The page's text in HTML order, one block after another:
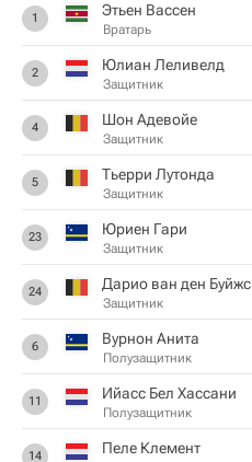
1 Этьен Вассен
Вратарь
2 Юлиан Леливелд
Защитник
4 Шон Адевойе
Защитник
5 Тьерри Лутонда
Защитник
23 Юриен Гари
Защитник
24 Дарио ван ден Буйжс
Защитник
6 Вурнон Анита
Полузащитник
11 Ийасс Бел Хассани
Полузащитник
14 Пеле Клемент